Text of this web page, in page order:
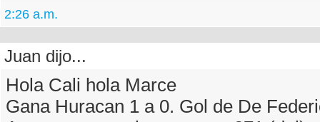
2:26 a.m.
Juan dijo...
Hola Cali hola Marce
Gana Huracan 1 a 0. Gol de De